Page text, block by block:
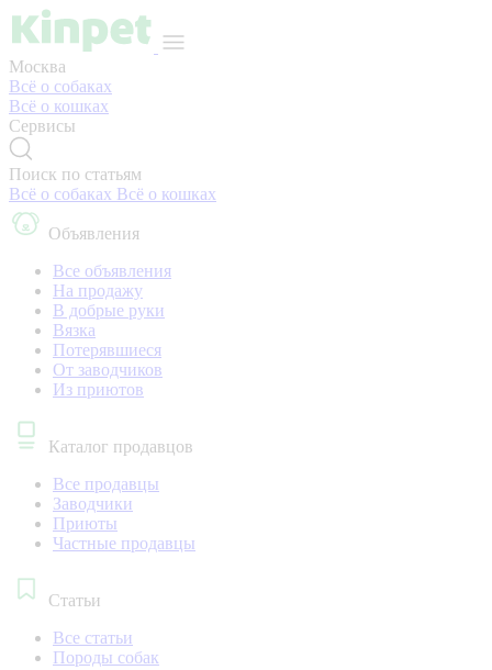
Москва
Всё о собаках
Всё о кошках
Сервисы
Поиск по статьям
Всё о собаках Всё о кошках
Объявления
Все объявления
На продажу
В добрые руки
Вязка
Потерявшиеся
От заводчиков
Из приютов
Каталог продавцов
Все продавцы
Заводчики
Приюты
Частные продавцы
Статьи
Все статьи
Породы собак